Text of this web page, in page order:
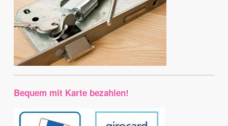
Bequem mit Karte bezahlen!